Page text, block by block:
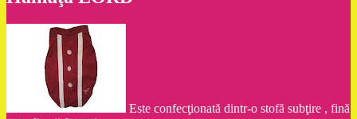
Este confecţionată dintr-o stofă subţire , fină